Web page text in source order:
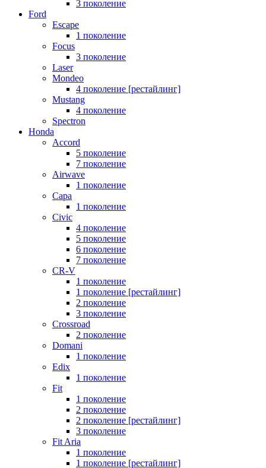
3 поколение
Ford
Escape
1 поколение
Focus
3 поколение
Laser
Mondeo
4 поколение [рестайлинг]
Mustang
4 поколение
Spectron
Honda
Accord
5 поколение
7 поколение
Airwave
1 поколение
Capa
1 поколение
Civic
4 поколение
5 поколение
6 поколение
7 поколение
CR-V
1 поколение
1 поколение [рестайлинг]
2 поколение
3 поколение
Crossroad
2 поколение
Domani
1 поколение
Edix
1 поколение
Fit
1 поколение
2 поколение
2 поколение [рестайлинг]
3 поколение
Fit Aria
1 поколение
1 поколение [рестайлинг]